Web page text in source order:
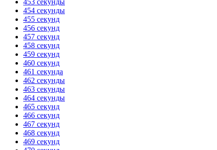
453 секунды
454 секунды
455 секунд
456 секунд
457 секунд
458 секунд
459 секунд
460 секунд
461 секунда
462 секунды
463 секунды
464 секунды
465 секунд
466 секунд
467 секунд
468 секунд
469 секунд